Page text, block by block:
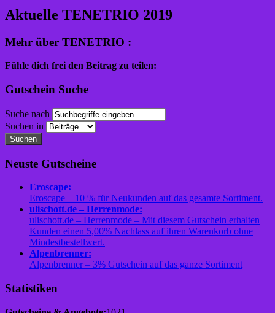
Aktuelle TENETRIO 2019
Mehr über TENETRIO :
Fühle dich frei den Beitrag zu teilen:
Gutschein Suche
Suche nach
Suchen in
Suchen
Neuste Gutscheine
Eroscape:
Eroscape – 10 % für Neukunden auf das gesamte Sortiment.
ulischott.de – Herrenmode:
ulischott.de – Herrenmode – Mit diesem Gutschein erhalten
Kunden einen 5,00% Nachlass auf ihren Warenkorb ohne
Mindestbestellwert.
Alpenbrenner:
Alpenbrenner – 3% Gutschein auf das ganze Sortiment
Statistiken